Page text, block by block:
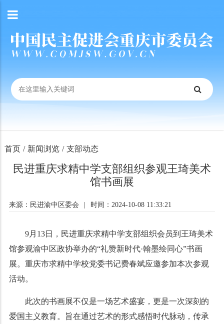
首页 / 新闻浏览 / 支部动态
民进重庆求精中学支部组织参观王琦美术
馆书画展
来源：民进渝中区委会 时间：2024-10-08 11:33:21
9月13日，民进重庆求精中学支部组织会员到王琦美术
馆参观渝中区政协举办的“礼赞新时代·翰墨绘同心”书画
展。重庆市求精中学校党委书记费春斌应邀参加本次参观
活动。
此次的书画展不仅是一场艺术盛宴，更是一次深刻的
爱国主义教育。旨在通过艺术的形式感悟时代脉动，传承